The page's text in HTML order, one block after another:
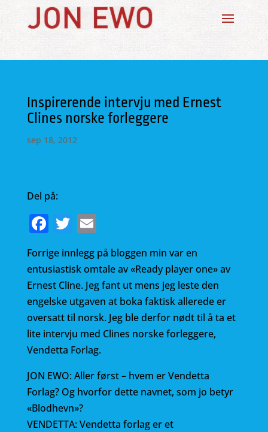
Inspirerende intervju med Ernest
Clines norske forleggere
sep 18, 2012
Del på:
F
c
e
b
o
o
k
T
w
it
te
r
E
m
ai
l
Forrige innlegg på bloggen min var en
entusiastisk omtale av «Ready player one» av
Ernest Cline. Jeg fant ut mens jeg leste den
engelske utgaven at boka faktisk allerede er
oversatt til norsk. Jeg ble derfor nødt til å ta et
lite intervju med Clines norske forleggere,
Vendetta Forlag.
JON EWO: Aller først – hvem er Vendetta
Forlag? Og hvorfor dette navnet, som jo betyr
«Blodhevn»?
VENDETTA: Vendetta forlag er et